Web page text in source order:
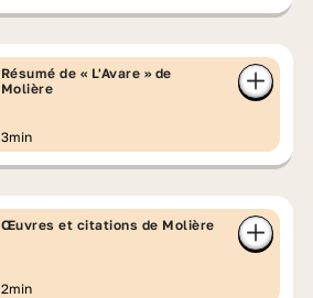
Résumé de « L'Avare » de
Molière
3min
Œuvres et citations de Molière
2min